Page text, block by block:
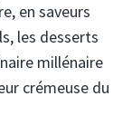
en saveurs
les desserts
millénaire
crémeuse du